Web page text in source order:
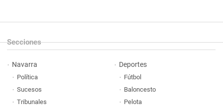
Secciones
Navarra
Política
Sucesos
Tribunales
Deportes
Fútbol
Baloncesto
Pelota